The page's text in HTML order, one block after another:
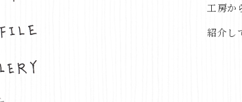
工房か
紹介し